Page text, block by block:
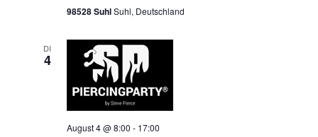
98528 SuhlSuhl, Deutschland
DI
4
August 4 @ 8:00 - 17:00